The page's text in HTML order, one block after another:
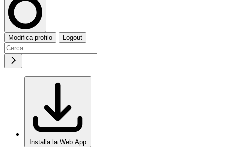
Modifica profilo Logout
Installa la Web App